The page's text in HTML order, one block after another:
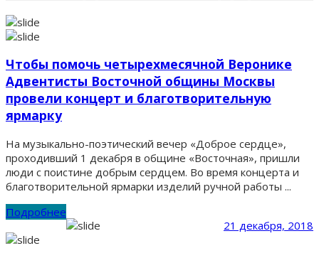
Чтобы помочь четырехмесячной Веронике
Адвентисты Восточной общины Москвы
провели концерт и благотворительную
ярмарку
На музыкально-поэтический вечер «Доброе сердце»,
проходивший 1 декабря в общине «Восточная», пришли
люди с поистине добрым сердцем. Во время концерта и
благотворительной ярмарки изделий ручной работы ...
Подробнее
21 декабря, 2018